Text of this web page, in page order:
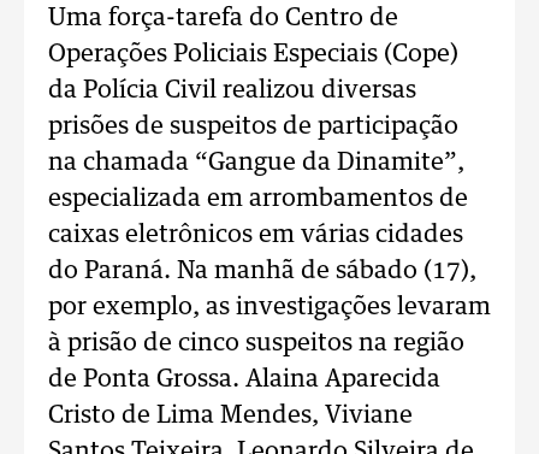
Uma força-tarefa do Centro de
Operações Policiais Especiais (Cope)
da Polícia Civil realizou diversas
prisões de suspeitos de participação
na chamada “Gangue da Dinamite”,
especializada em arrombamentos de
caixas eletrônicos em várias cidades
do Paraná. Na manhã de sábado (17),
por exemplo, as investigações levaram
à prisão de cinco suspeitos na região
de Ponta Grossa. Alaina Aparecida
Cristo de Lima Mendes, Viviane